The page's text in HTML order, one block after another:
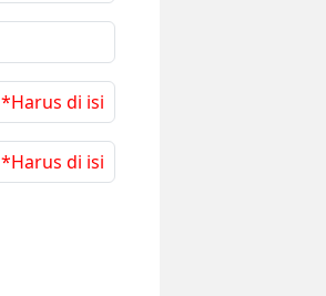
*Harus di isi
*Harus di isi